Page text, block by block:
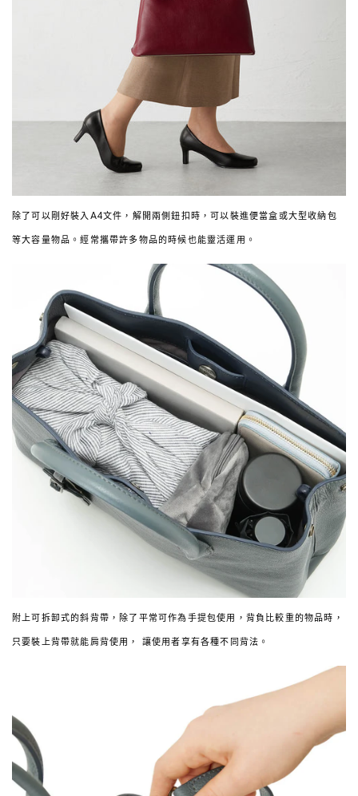
除了可以剛好裝入A4文件，解開兩側鈕扣時，可以裝進便當盒或大型收納包
等大容量物品。經常攜帶許多物品的時候也能靈活運用。
附上可拆卸式的斜背帶，除了平常可作為手提包使用，背負比較重的物品時，
只要裝上背帶就能肩背使用， 讓使用者享有各種不同背法。